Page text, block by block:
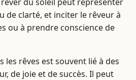
de clarté, et inciter le rêveur à
ou à prendre conscience de
les rêves est souvent lié à des
de joie et de succès. Il peut